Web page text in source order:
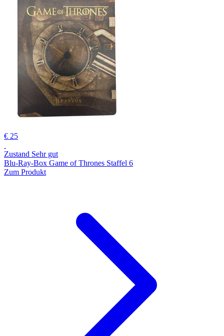
€ 25
Zustand Sehr gut
Blu-Ray-Box Game of Thrones Staffel 6
Zum Produkt